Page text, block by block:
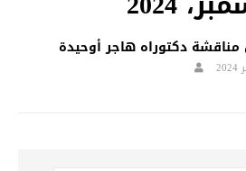
مناقشة دكتوراه هاجر أوحيدة